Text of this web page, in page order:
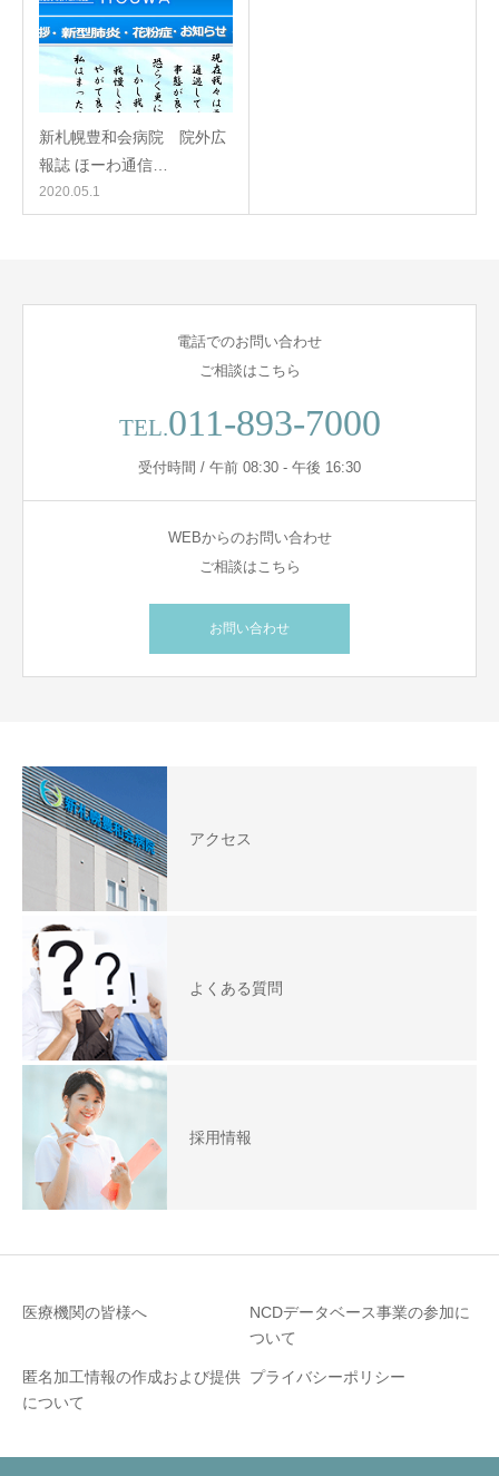
新札幌豊和会病院 院外広
報誌 ほーわ通信…
2020.05.1
電話でのお問い合わせ
ご相談はこちら
TEL.011-893-7000
受付時間 / 午前 08:30 - 午後 16:30
WEBからのお問い合わせ
ご相談はこちら
お問い合わせ
アクセス
よくある質問
採用情報
医療機関の皆様へ
NCDデータベース事業の参加に
ついて
匿名加⼯情報の作成および提供
について
プライバシーポリシー